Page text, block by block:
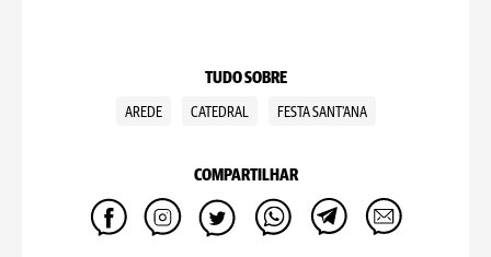
TUDO SOBRE
AREDE CATEDRAL FESTA SANT'ANA
COMPARTILHAR